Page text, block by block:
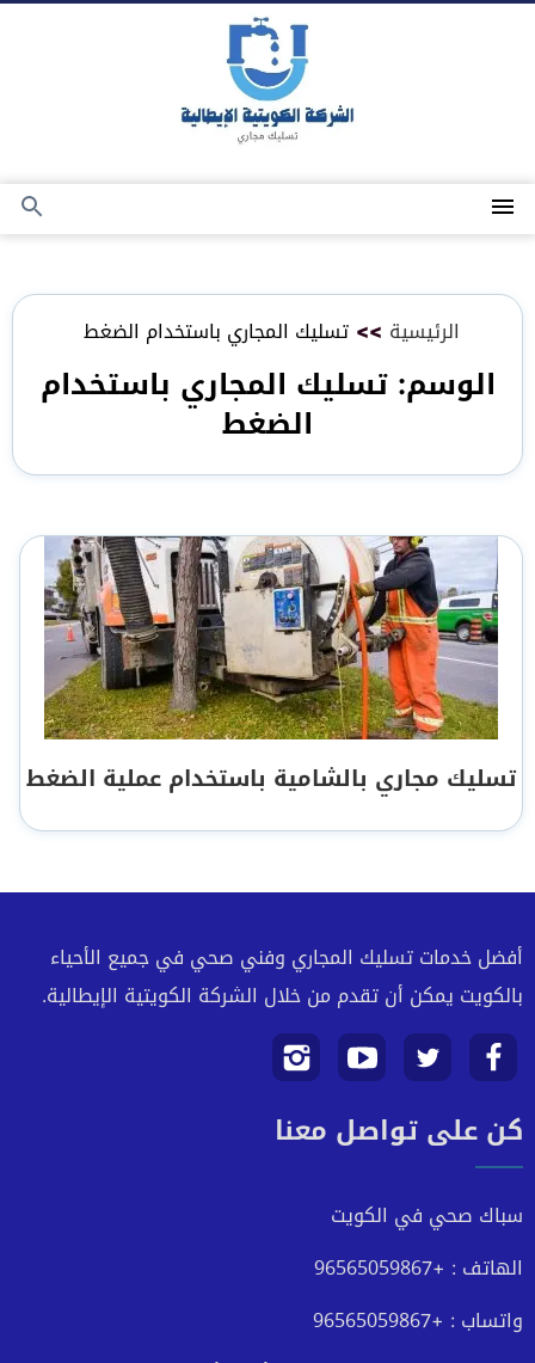
القائمة
بحث
الرئيسية >> تسليك المجاري باستخدام الضغط
الوسم:تسليك المجاري باستخدام
الضغط
تسليك مجاري بالشامية باستخدام عملية الضغط
أفضل خدمات تسليك المجاري وفني صحي في جميع الأحياء
بالكويت يمكن أن تقدم من خلال الشركة الكويتية الإيطالية.
تابعنا
على
تابعنا
على
تابعنا
على
تابعنا
علىكن على تواصل معنا
سباك صحي في الكويت
الهاتف : +96565059867
واتساب : +96565059867